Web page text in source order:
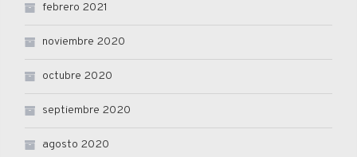
febrero 2021
noviembre 2020
octubre 2020
septiembre 2020
agosto 2020